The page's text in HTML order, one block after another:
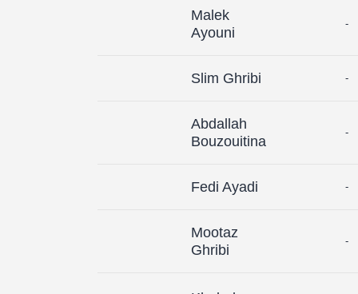
Malek
Ayouni
-
Slim Ghribi -
Abdallah
Bouzouitina
-
Fedi Ayadi -
Mootaz
Ghribi
-